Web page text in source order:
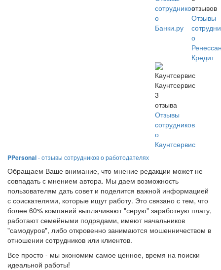
сотрудников
о
Банки.ру
отзывов
Отзывы
о
Кредит
Каунтсервис
3
отзыва
Отзывы
сотрудников
о
Каунтсервис
PPersonal- отзывы сотрудников о работодателях
Обращаем Ваше внимание, что мнение редакции может не
совпадать с мнением автора. Мы даем возможность
пользователям дать совет и поделится важной информацией
с соискателями, которые ищут работу. Это связано с тем, что
более 60% компаний выплачивают "серую" заработную плату,
работают семейными подрядами, имеют начальников
"самодуров", либо откровенно занимаются мошенничеством в
отношении сотрудников или клиентов.
Все просто - мы экономим самое ценное, время на поиски
идеальной работы!